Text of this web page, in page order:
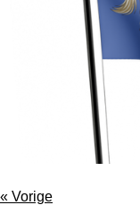
« Vorige